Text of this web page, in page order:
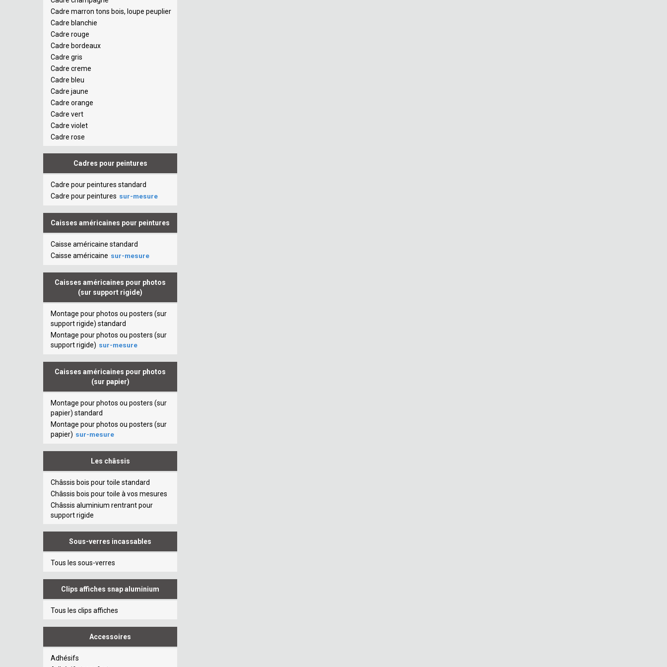
Cadre marron tons bois, loupe peuplier
Cadre blanchie
Cadre rouge
Cadre bordeaux
Cadre gris
Cadre creme
Cadre bleu
Cadre jaune
Cadre orange
Cadre vert
Cadre violet
Cadre rose
Cadres pour peintures
Cadre pour peintures standard
Cadre pour peintures sur-mesure
Caisses américaines pour peintures
Caisse américaine standard
Caisse américaine sur-mesure
Caisses américaines pour photos
(sur support rigide)
Montage pour photos ou posters (sur
support rigide) standard
Montage pour photos ou posters (sur
support rigide) sur-mesure
Caisses américaines pour photos
(sur papier)
Montage pour photos ou posters (sur
papier) standard
Montage pour photos ou posters (sur
papier) sur-mesure
Les châssis
Châssis bois pour toile standard
Châssis bois pour toile à vos mesures
Châssis aluminium rentrant pour
support rigide
Sous-verres incassables
Tous les sous-verres
Clips affiches snap aluminium
Tous les clips affiches
Accessoires
Adhésifs